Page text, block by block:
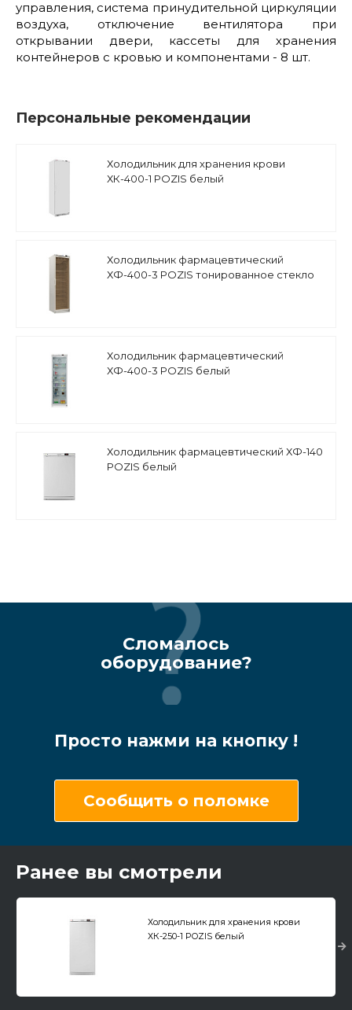
управления, система принудительной циркуляции
воздуха, отключение вентилятора при
открывании двери, кассеты для хранения
контейнеров с кровью и компонентами - 8 шт.
Персональные рекомендации
Холодильник для хранения крови
ХК-400-1 POZIS белый
Холодильник фармацевтический
ХФ-400-3 POZIS тонированное стекло
Холодильник фармацевтический
ХФ-400-3 POZIS белый
Холодильник фармацевтический ХФ-140
POZIS белый
Сломалось
оборудование?
Просто нажми на кнопку !
Сообщить о поломке
Ранее вы смотрели
Холодильник для хранения крови
ХК-250-1 POZIS белый